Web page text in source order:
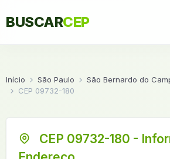
BUSCARCEP
Início São Paulo São Bernardo do
CEP 09732-180
CEP 09732-180 -